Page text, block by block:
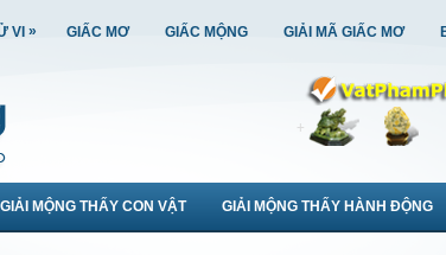
VI » GIẤC MƠ GIẤC MỘNG GIẢI MÃ GIẤC MƠ
GIẢI MỘNG THẤY CON VẬT GIẢI MỘNG THẤY HÀNH ĐỘNG